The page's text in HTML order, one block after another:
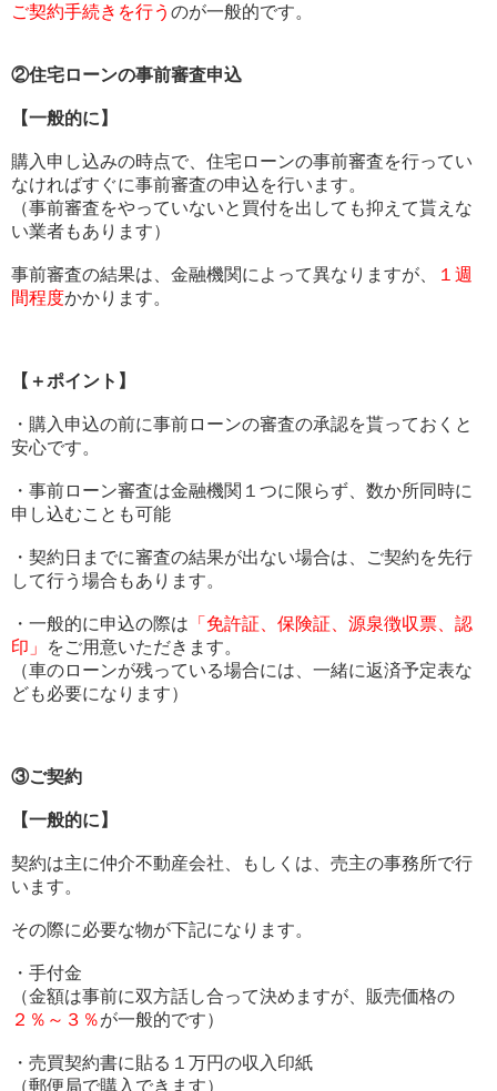
ご契約手続きを行う のが一般的です。
②住宅ローンの事前審査申込
【一般的に 】
購入申し込みの時点で、 住宅ローンの事前審査を行ってい
なければすぐに事前審査の申込を行います。
（事前審査をやっていないと買付を出しても抑えて貰えな
い業者もあ ります）
事前審査の結果は、金融機関によって異なりますが、
１週
間程度かかります。
【＋ポイント】
・ 購入申込の前に事前ローンの審査の承認を貰っておくと
安心です。
・事前ローン審査は金融機関１つに限らず、 数か所同時に
申し込むことも可能
・契約日までに審査の結果が出ない場合は、
ご契約を先行
して行う場合もあります。
・一般的に申込の際は 「免許証、保険証、源泉徴収票、認
印」
をご用意いただきます。
（車のローンが残っている場合には、 一緒に返済予定表な
ども必要になります）
③ご契約
【一般的に】
契約は主に仲介不動産会社、もしくは、売主の事務所で行
います。
その際に必要な物が下記になります。
・手付金
（金額は事前に双方話し合って決めますが、販売価格の
２％～３％が一般的です）
・売買契約書に貼る１万円の収入印紙
（郵便局で購入できます）